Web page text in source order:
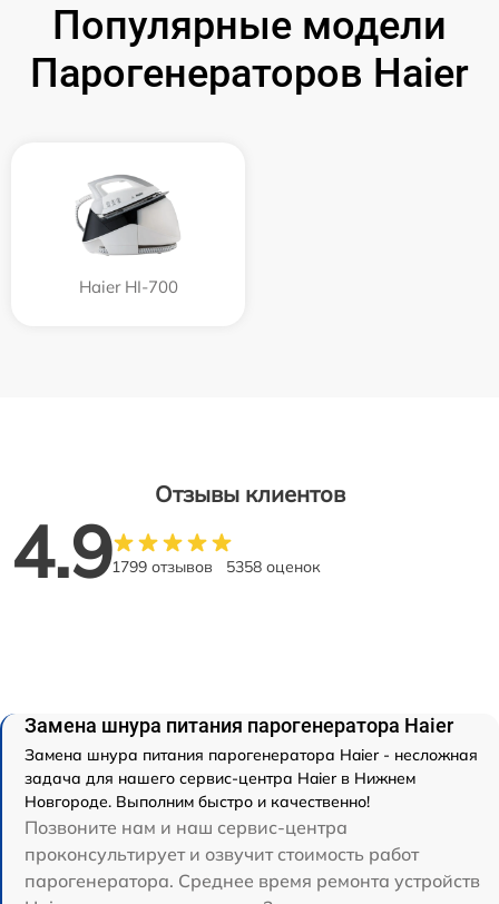
Популярные модели
Парогенераторов Haier
Haier HI-700
Отзывы клиентов
4.91799 отзывов 5358 оценок
Замена шнура питания парогенератора Haier
Замена шнура питания парогенератора Haier - несложная
задача для нашего сервис-центра Haier в Нижнем
Новгороде. Выполним быстро и качественно!
Позвоните нам и наш сервис-центра
проконсультирует и озвучит стоимость работ
парогенератора. Среднее время ремонта устройств